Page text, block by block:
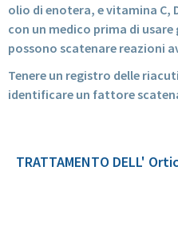
olio di enotera, e vitamina C,
con un medico prima di
possono scatenare reazioni
Tenere un registro delle
identificare un fattore
TRATTAMENTO DELL'